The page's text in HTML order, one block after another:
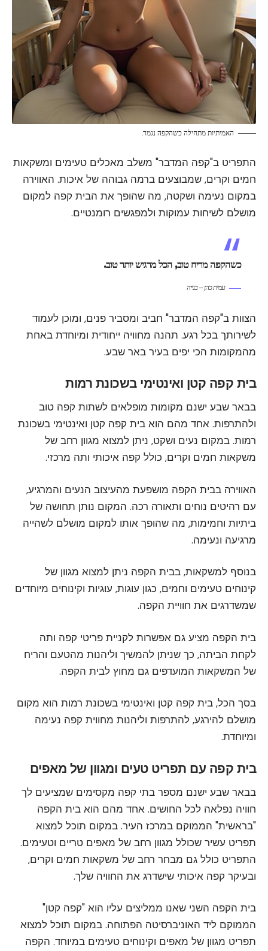
האמיתיות מתחילה כשהקפה נגמר.
התפריט ב"קפה המדבר" משלב מאכלים טעימים ומשקאות
חמים וקרים, שמבוצעים ברמה גבוהה של איכות. האווירה
במקום נעימה ושקטה, מה שהופך את הבית קפה למקום
מושלם לשיחות עמוקות ולמפגשים רומנטיים.
כשהקפה מריח טוב, הכל מרגיש יותר טוב.
עמית כהן – בנייה
הצוות ב"קפה המדבר" חביב ומסביר פנים, ומוכן לעמוד
לשירותך בכל רגע. תהנה מחוויה ייחודית ומיוחדת באחת
מהמקומות הכי יפים בעיר באר שבע.
בית קפה קטן ואינטימי בשכונת רמות
בבאר שבע ישנם מקומות מופלאים לשתות קפה טוב
ולהתרפות. אחד מהם הוא בית קפה קטן ואינטימי בשכונת
רמות. במקום נעים ושקט, ניתן למצוא מגוון רחב של
משקאות חמים וקרים, כולל קפה איכותי ותה מרכזי.
האווירה בבית הקפה מושפעת מהעיצוב הנעים והמרגיע,
עם רהיטים נוחים ותאורה רכה. המקום נותן תחושה של
ביתיות וחמימות, מה שהופך אותו למקום מושלם לשהייה
מרגיעה ונעימה.
בנוסף למשקאות, בבית הקפה ניתן למצוא מגוון של
קינוחים טעימים וחמים, כגון עוגות, עוגיות וקינוחים מיוחדים
שמשדרגים את חוויית הקפה.
בית הקפה מציע גם אפשרות לקניית פריטי קפה ותה
לקחת הביתה, כך שניתן להמשיך וליהנות מהטעם והריח
של המשקאות המועדפים גם מחוץ לבית הקפה.
בסך הכל, בית קפה קטן ואינטימי בשכונת רמות הוא מקום
מושלם להירגע, להתרפות וליהנות מחווית קפה נעימה
ומיוחדת.
בית קפה עם תפריט טעים ומגוון של מאפים
בבאר שבע ישנם מספר בתי קפה מקסימים שמציעים לך
חוויה נפלאה לכל החושים. אחד מהם הוא בית הקפה
"בראשית" הממוקם במרכז העיר. במקום תוכל למצוא
תפריט עשיר שכולל מגוון רחב של מאפים טריים וטעימים.
התפריט כולל גם מבחר רחב של משקאות חמים וקרים,
ובעיקר קפה איכותי שישדרג את החוויה שלך.
בית הקפה השני שאנו ממליצים עליו הוא "קפה קטן"
הממוקם ליד האוניברסיטה הפתוחה. במקום תוכל למצוא
תפריט מגוון של מאפים וקינוחים טעימים במיוחד. הקפה